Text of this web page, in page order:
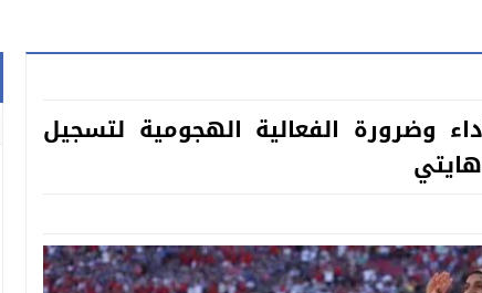
وضرورة الفعالية الهجومية لتسجيل